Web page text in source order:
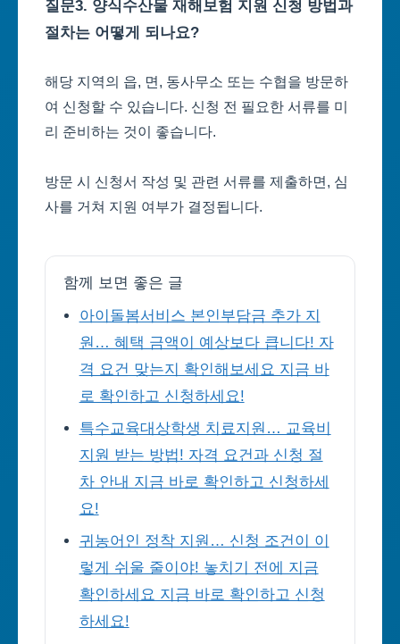
질문3. 양식수산물 재해보험 지원 신청 방법과
절차는 어떻게 되나요?
해당 지역의 읍, 면, 동사무소 또는 수협을 방문하
여 신청할 수 있습니다. 신청 전 필요한 서류를 미
리 준비하는 것이 좋습니다.
방문 시 신청서 작성 및 관련 서류를 제출하면, 심
사를 거쳐 지원 여부가 결정됩니다.
함께 보면 좋은 글
아이돌봄서비스 본인부담금 추가 지
원… 혜택 금액이 예상보다 큽니다! 자
격 요건 맞는지 확인해보세요 지금 바
로 확인하고 신청하세요!
특수교육대상학생 치료지원… 교육비
지원 받는 방법! 자격 요건과 신청 절
차 안내 지금 바로 확인하고 신청하세
요!
귀농어인 정착 지원… 신청 조건이 이
렇게 쉬울 줄이야! 놓치기 전에 지금
확인하세요 지금 바로 확인하고 신청
하세요!